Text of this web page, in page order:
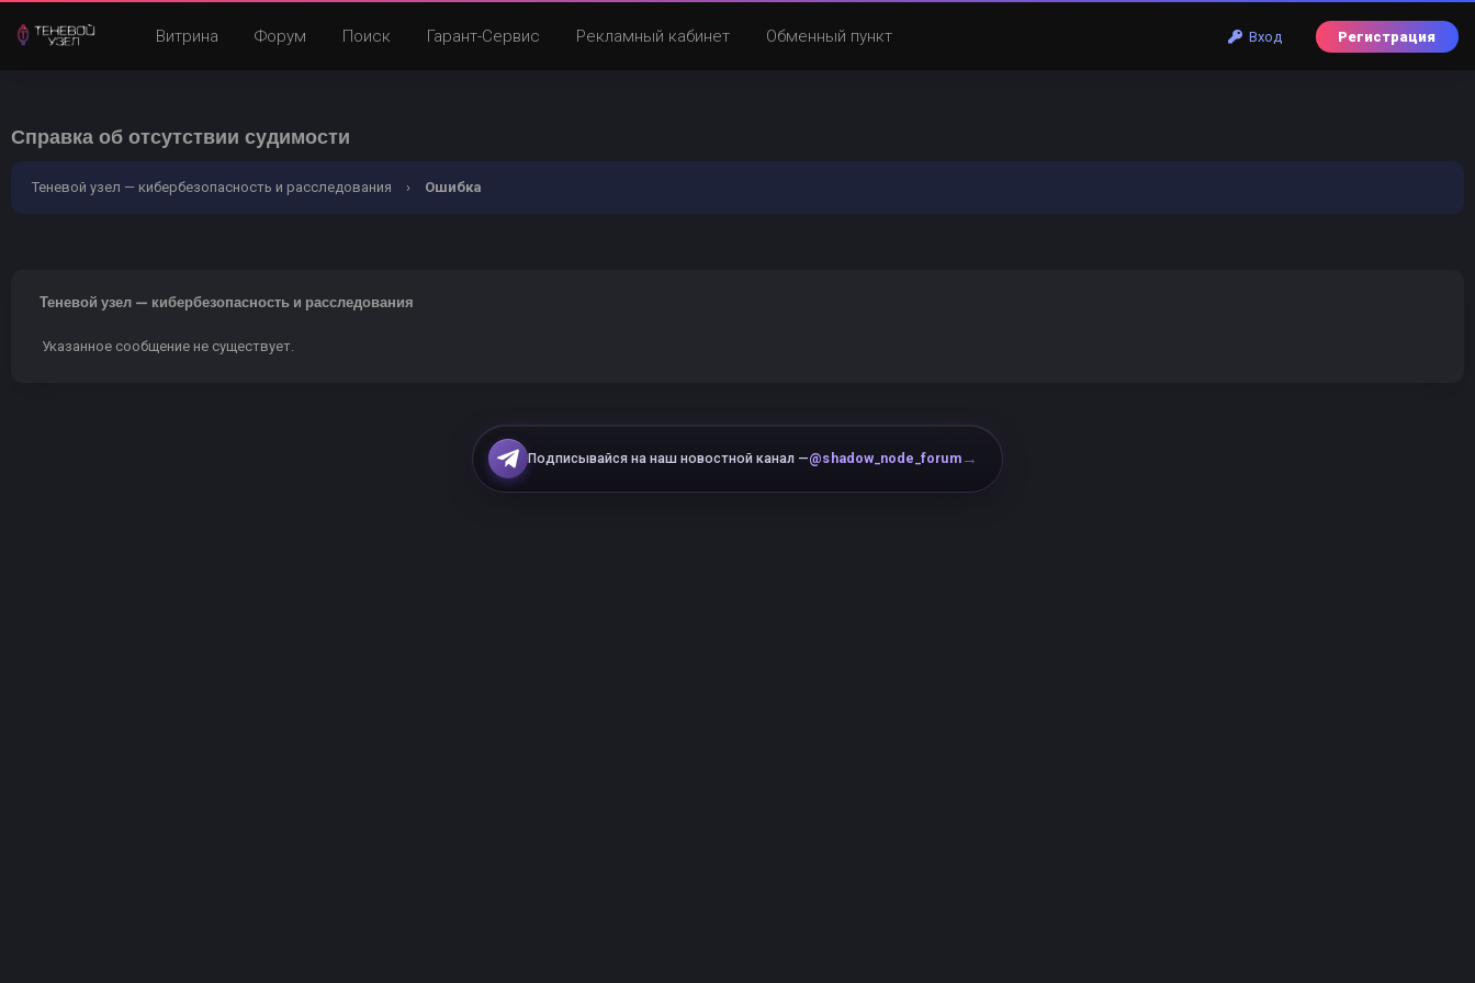
Вход Регистрация
Витрина Форум Поиск Гарант-Сервис Рекламный кабинет Обменный пункт
Справка об отсутствии судимости
Теневой узел — кибербезопасность и расследования › Ошибка
Теневой узел — кибербезопасность и расследования
Указанное сообщение не существует.
Подписывайся на наш новостной канал —@shadow_node_forum→